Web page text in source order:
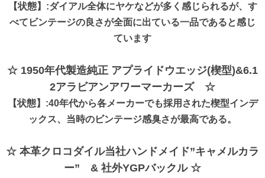
【状態】:ダイアル全体にヤケなどが多く感じられるが、す
べてビンテージの良さが全面に出ている一品であると感じ
ています
☆ 1950年代製造純正 アプライドウエッジ(楔型)&6.1
2アラビアンアワーマーカーズ ☆
【状態】:40年代から各メーカーでも採用された楔型インデ
ックス、当時のビンテージ感臭さが最高である。
☆ 本革クロコダイル当社ハンドメイド”キャメルカラ
ー” & 社外YGPバックル ☆